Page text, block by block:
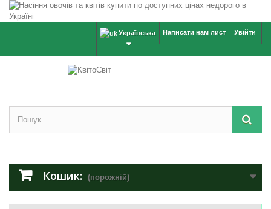
Увійти
Написати нам лист
Українська
Кошик: (порожній)